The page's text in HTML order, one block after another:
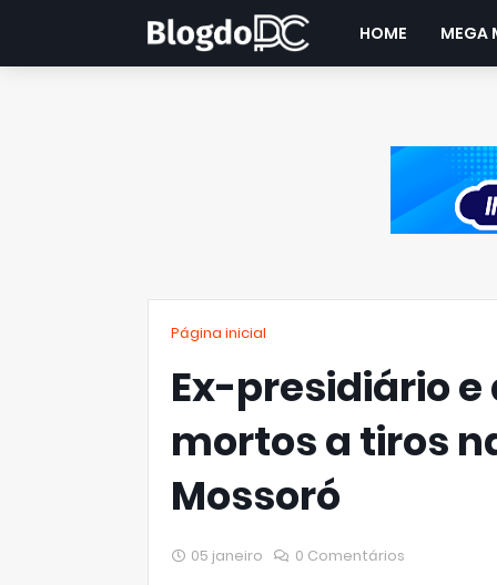
HOME MEGA
Página inicial
Ex-presidiário
mortos a tiros
Mossoró
05 janeiro 0 Comentários